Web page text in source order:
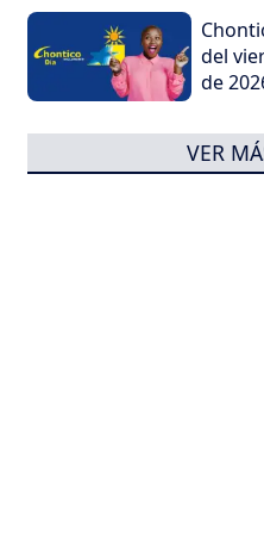
del
de
VER